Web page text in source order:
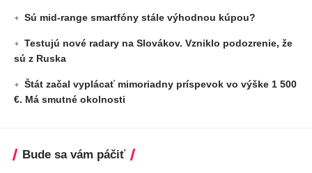
Sú mid-range smartfóny stále výhodnou kúpou?
Testujú nové radary na Slovákov. Vzniklo podozrenie, že
sú z Ruska
Štát začal vyplácať mimoriadny príspevok vo výške 1 500
€. Má smutné okolnosti
Bude sa vám páčiť